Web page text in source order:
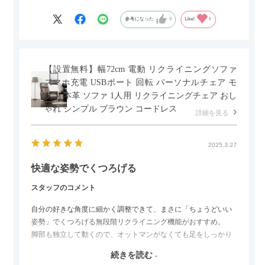
参考になった 0 Like! 0
【設置無料】幅72cm 電動 リクライニングソファ
スマホ充電 USBポート 回転 パーソナルチェア モ
ダン 本革 ソファ 1人用 リクライニングチェア おし
ゃれ シンプル ブラウン コードレス
詳細を見る
2025.3.27
快適な姿勢でくつろげる
スタッフのコメント
自分の好きな角度に細かく調整できて、まさに「ちょうどいい
姿勢」でくつろげる無段階リクライニング機能がおすすめ。
脚部も独立して動くので、オットマンがなくても足をしっかり
スマホやタブレットを充電しながらリラックスできるのが嬉し
続きを読む